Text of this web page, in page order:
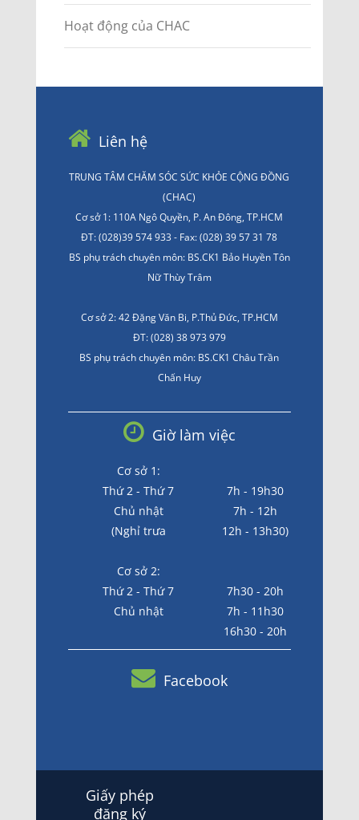
Hoạt động của CHAC
Liên hệ
TRUNG TÂM CHĂM SÓC SỨC KHỎE CỘNG ĐỒNG
(CHAC)
Cơ sở 1: 110A Ngô Quyền, P. An Đông, TP.HCM
ĐT: (028)39 574 933 - Fax: (028) 39 57 31 78
BS phụ trách chuyên môn: BS.CK1 Bảo Huyền Tôn
Nữ Thùy Trâm
Cơ sở 2: 42 Đặng Văn Bi, P.Thủ Đức, TP.HCM
ĐT: (028) 38 973 979
BS phụ trách chuyên môn: BS.CK1 Châu Trần
Chấn Huy
Giờ làm việc
Cơ sở 1:
Thứ 2 - Thứ 7
7h - 19h30
Chủ nhật
7h - 12h
(Nghỉ trưa
12h - 13h30)
Cơ sở 2:
Thứ 2 - Thứ 7
7h30 - 20h
Chủ nhật
7h - 11h30
16h30 - 20h
Facebook
Giấy phép
đăng ký